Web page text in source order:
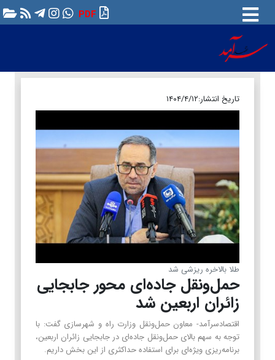
PDF
تاریخ انتشار:۱۴۰۴/۴/۱۲
طلا بالاخره ریزشی شد
حمل‌ونقل جاده‌ای محور جابجایی
زائران اربعین شد
اقتصادسرآمد- معاون حمل‌ونقل وزارت راه و شهرسازی گفت: با
توجه به سهم بالای حمل‌ونقل جاده‌ای در جابجایی زائران اربعین،
برنامه‌ریزی ویژه‌ای برای استفاده حداکثری از این بخش داریم.